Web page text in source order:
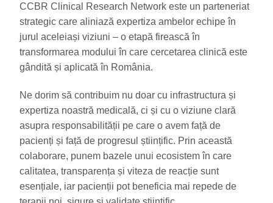
CCBR Clinical Research Network este un parteneriat
strategic care aliniază expertiza ambelor echipe în
jurul aceleiași viziuni – o etapă firească în
transformarea modului în care cercetarea clinică este
gândită și aplicată în România.
Ne dorim să contribuim nu doar cu infrastructura și
expertiza noastră medicală, ci și cu o viziune clară
asupra responsabilității pe care o avem față de
pacienți și față de progresul științific. Prin această
colaborare, punem bazele unui ecosistem în care
calitatea, transparența și viteza de reacție sunt
esențiale, iar pacienții pot beneficia mai repede de